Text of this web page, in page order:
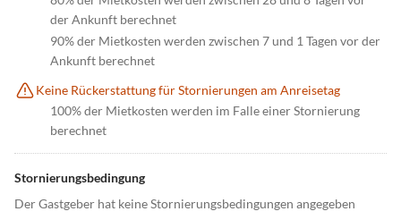
der Ankunft berechnet
90% der Mietkosten werden zwischen 7 und 1 Tagen vor der
Ankunft berechnet
Keine Rückerstattung für Stornierungen am Anreisetag
100% der Mietkosten werden im Falle einer Stornierung
berechnet
Stornierungsbedingung
Der Gastgeber hat keine Stornierungsbedingungen angegeben